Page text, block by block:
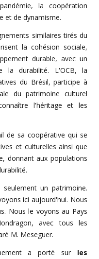
la coopération
et de dynamisme.
similaires tirés du
la cohésion sociale,
durable, avec un
la durabilité. L'OCB, la
du Brésil, participe à
du patrimoine culturel
l'héritage et les
de sa coopérative qui se
et culturelles ainsi que
donnant aux populations
un patrimoine.
ici aujourd'hui. Nous
Nous le voyons au Pays
avec tous les
M. Meseguer.
a porté sur les